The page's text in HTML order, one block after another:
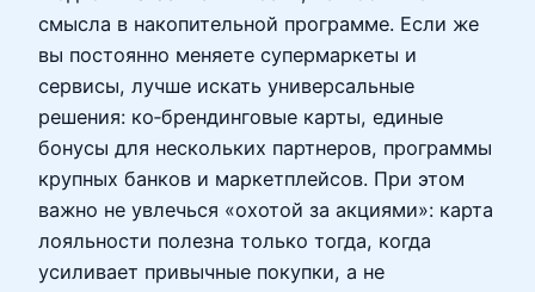
смысла в накопительной программе. Если же
вы постоянно меняете супермаркеты и
сервисы, лучше искать универсальные
решения: ко‑брендинговые карты, единые
бонусы для нескольких партнеров, программы
крупных банков и маркетплейсов. При этом
важно не увлечься «охотой за акциями»: карта
лояльности полезна только тогда, когда
усиливает привычные покупки, а не